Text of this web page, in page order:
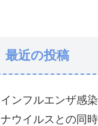
最近の投稿
インフルエンザ感
ナウイルスとの同